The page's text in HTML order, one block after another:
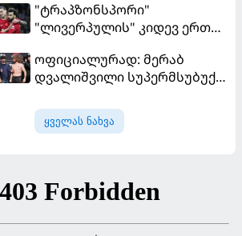
დაამთავრა...
"ტრაპზონსპორი"
"ლივერპულის" კიდევ ერთ
ოფიციალურად: მერაბ
დვალიშვილი სუპერმსუბუქი
იანს დაუპირისპირდება
ყველას ნახვა